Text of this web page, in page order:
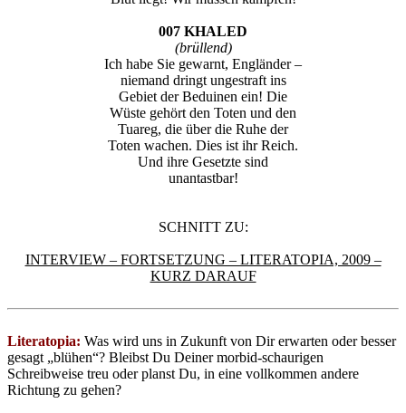
007 KHALED
(brüllend)
Ich habe Sie gewarnt, Engländer –
niemand dringt ungestraft ins
Gebiet der Beduinen ein! Die
Wüste gehört den Toten und den
Tuareg, die über die Ruhe der
Toten wachen. Dies ist ihr Reich.
Und ihre Gesetzte sind
unantastbar!
SCHNITT ZU:
INTERVIEW – FORTSETZUNG – LITERATOPIA, 2009 –
KURZ DARAUF
Literatopia: Was wird uns in Zukunft von Dir erwarten oder besser
gesagt „blühen“? Bleibst Du Deiner morbid-schaurigen
Schreibweise treu oder planst Du, in eine vollkommen andere
Richtung zu gehen?